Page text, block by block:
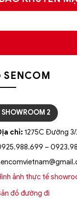
SHOWROOM 2
chỉ: 1275C Đường 3/
–
ảnh thực tế
đồ đường đi